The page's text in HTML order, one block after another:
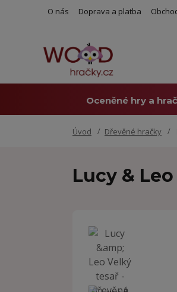
O nás Doprava a platba
Oceněné hry a
Úvod Dřevěné hračky
Lucy &